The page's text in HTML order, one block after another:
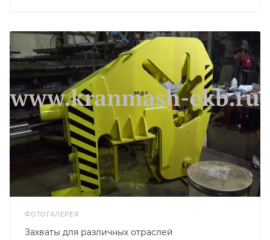
ФОТОГАЛЕРЕЯ
Захваты для различных отраслей